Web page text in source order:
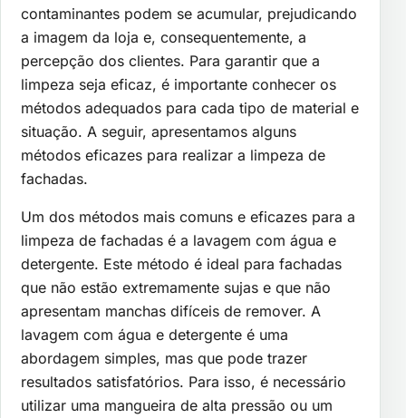
contaminantes podem se acumular, prejudicando
a imagem da loja e, consequentemente, a
percepção dos clientes. Para garantir que a
limpeza seja eficaz, é importante conhecer os
métodos adequados para cada tipo de material e
situação. A seguir, apresentamos alguns
métodos eficazes para realizar a limpeza de
fachadas.
Um dos métodos mais comuns e eficazes para a
limpeza de fachadas é a lavagem com água e
detergente. Este método é ideal para fachadas
que não estão extremamente sujas e que não
apresentam manchas difíceis de remover. A
lavagem com água e detergente é uma
abordagem simples, mas que pode trazer
resultados satisfatórios. Para isso, é necessário
utilizar uma mangueira de alta pressão ou um